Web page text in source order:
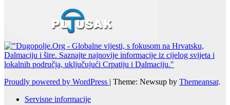
Proudly powered by WordPress | Theme: Newsup by Themeansar.
Servisne informacije